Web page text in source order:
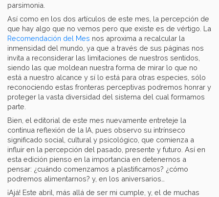
parsimonia.
Así como en los dos artículos de este mes, la percepción de
que hay algo que no vemos pero que existe es de vértigo. La
Recomendación del Mes nos aproxima a recalcular la
inmensidad del mundo, ya que a través de sus páginas nos
invita a reconsiderar las limitaciones de nuestros sentidos,
siendo las que moldean nuestra forma de mirar lo que no
está a nuestro alcance y sí lo está para otras especies, sólo
reconociendo estas fronteras perceptivas podremos honrar y
proteger la vasta diversidad del sistema del cual formamos
parte.
Bien, el editorial de este mes nuevamente entreteje la
continua reflexión de la IA, pues observo su intrínseco
significado social, cultural y psicológico, que comienza a
influir en la percepción del pasado, presente y futuro. Así en
esta edición pienso en la importancia en detenernos a
pensar: ¿cuándo comenzamos a plastificarnos? ¿cómo
podremos alimentarnos? y, en los aniversarios…
¡Ajá! Este abril, más allá de ser mi cumple, y, el de muchas